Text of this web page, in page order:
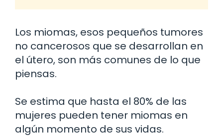
Los miomas, esos pequeños tumores
no cancerosos que se desarrollan en
el útero, son más comunes de lo que
piensas.
Se estima que hasta el 80% de las
mujeres pueden tener miomas en
algún momento de sus vidas.